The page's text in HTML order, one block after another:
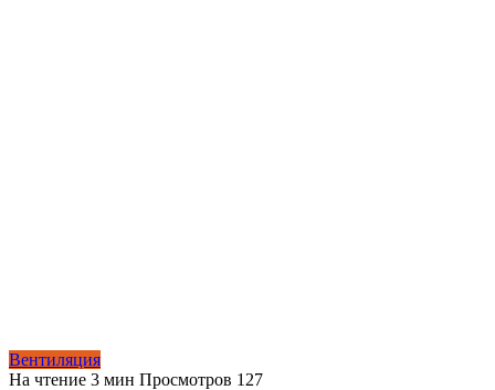
Вентиляция
На чтение 3 мин Просмотров 127